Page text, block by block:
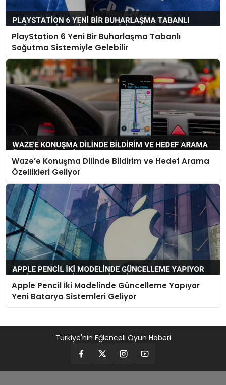
PlayStation 6 Yeni Bir Buharlaşma Tabanlı
Soğutma Sistemiyle Gelebilir
Waze’e Konuşma Dilinde Bildirim ve Hedef Arama
Özellikleri Geliyor
Apple Pencil İki Modelinde Güncelleme Yapıyor
Yeni Batarya Sistemleri Geliyor
Türkiye'nin Eğlenceli Oyun Haberi